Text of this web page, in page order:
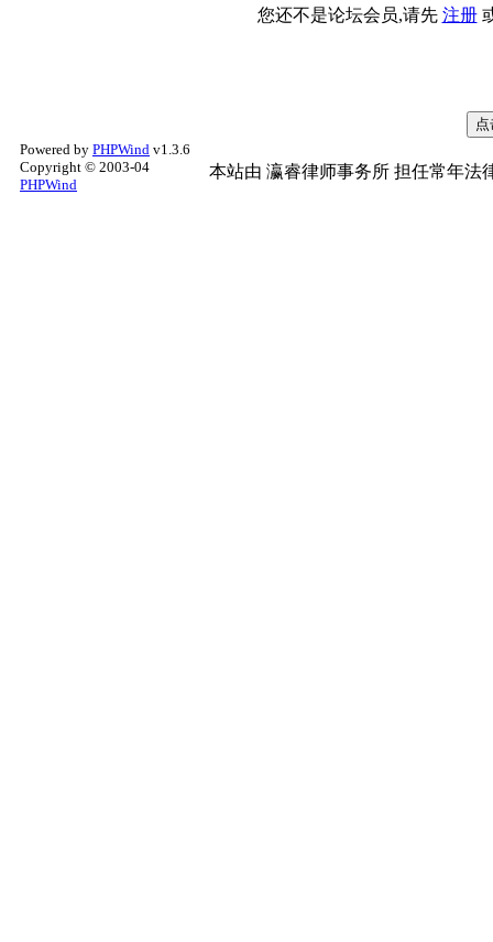
您还不是论坛会员,请先 注册
Powered by PHPWind v1.3.6
Copyright © 2003-04
PHPWind
本站由 瀛睿律师事务所 担任常年法